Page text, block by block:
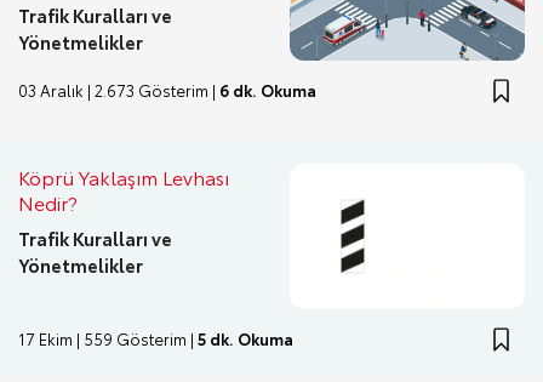
Trafik Kuralları ve
Yönetmelikler
03 Aralık | 2.673 Gösterim | 6 dk. Okuma
Köprü Yaklaşım Levhası
Nedir?
Trafik Kuralları ve
Yönetmelikler
17 Ekim | 559 Gösterim | 5 dk. Okuma